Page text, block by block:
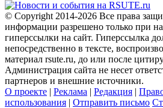
© Copyright 2014-2026 Все права
информации разрешено только при
гиперссылки на сайт. Гиперссылка
непосредственно в тексте,
материал rsute.ru, до или после
Администрация сайта не несет
партнеров и внешние источники.
О проекте | Реклама | Редакция |
использования | Отправить письмо